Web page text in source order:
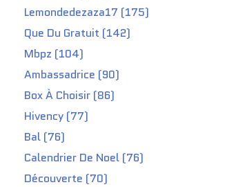
Lemondedezaza17 (175)
Que Du Gratuit (142)
Mbpz (104)
Ambassadrice (90)
Box À Choisir (86)
Hivency (77)
Bal (76)
Calendrier De Noel (76)
Découverte (70)